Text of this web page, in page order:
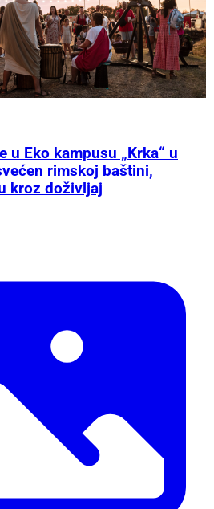
u Eko kampusu „Krka“ u
rimskoj baštini,
kroz doživljaj